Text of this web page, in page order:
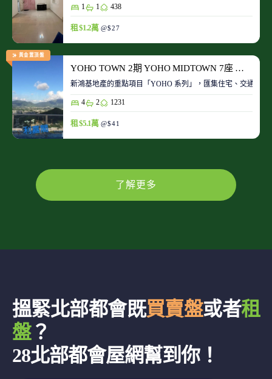
1 1 438
租 $1.2萬 @$27
黃金置頂盤
YOHO TOWN 2期 YOHO MIDTOWN 7座 極高層 D室
新鴻基地產的重點項目「YOHO 系列」，匯集住宅、交通、
4 2 1231
租 $5.1萬 @$41
了解更多
搵緊北部都會既買賣盤或者租
盤？
28北部都會屋網幫到你！